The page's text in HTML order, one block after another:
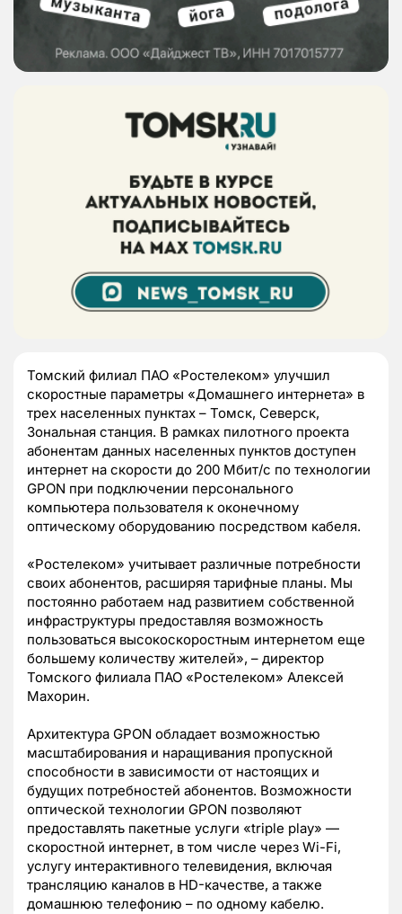
Томский филиал ПАО «Ростелеком» улучшил
скоростные параметры «Домашнего интернета» в
трех населенных пунктах – Томск, Северск,
Зональная станция. В рамках пилотного проекта
абонентам данных населенных пунктов доступен
интернет на скорости до 200 Мбит/с по технологии
GPON при подключении персонального
компьютера пользователя к оконечному
оптическому оборудованию посредством кабеля.
«Ростелеком» учитывает различные потребности
своих абонентов, расширяя тарифные планы. Мы
постоянно работаем над развитием собственной
инфраструктуры предоставляя возможность
пользоваться высокоскоростным интернетом еще
большему количеству жителей», – директор
Томского филиала ПАО «Ростелеком» Алексей
Махорин.
Архитектура GPON обладает возможностью
масштабирования и наращивания пропускной
способности в зависимости от настоящих и
будущих потребностей абонентов. Возможности
оптической технологии GPON позволяют
предоставлять пакетные услуги «triple play» —
скоростной интернет, в том числе через Wi-Fi,
услугу интерактивного телевидения, включая
трансляцию каналов в HD-качестве, а также
домашнюю телефонию – по одному кабелю.